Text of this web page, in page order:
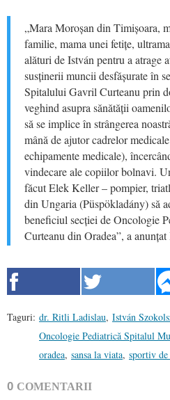
„Mara Moroșan din Timișoara,
familie, mama unei fetițe,
alături de István pentru a atrage
susținerii muncii desfășurate în
Spitalului Gavril Curteanu prin
veghind asupra sănătății
să se implice în strângerea
mână de ajutor cadrelor
echipamente medicale),
vindecare ale copiilor bolnavi.
făcut Elek Keller – pompier,
din Ungaria (Püspökladány) să
beneficiul secției de Oncologie
Curteanu din Oradea”, a
Taguri: dr. Ritli Ladislau, István
Oncologie Pediatrică Spitalul
oradea, sansa la viata, sportiv de
0 COMENTARII